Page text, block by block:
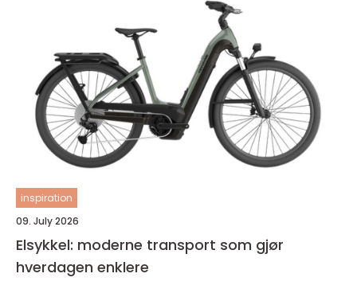
inspiration
09. July 2026
Elsykkel: moderne transport som gjør
hverdagen enklere